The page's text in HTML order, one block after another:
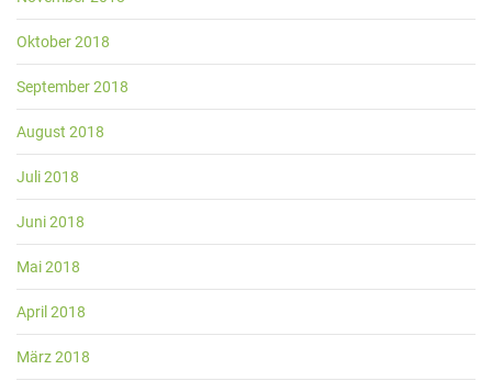
Oktober 2018
September 2018
August 2018
Juli 2018
Juni 2018
Mai 2018
April 2018
März 2018